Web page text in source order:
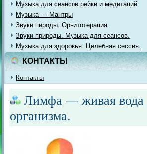
Музыка для сеансов рейки и медитаций
Музыка — Мантры
Звуки пироды. Орнитотерапия
Звуки природы. Музыка для сеансов.
Музыка для здоровья. Целебная сессия.
КОНТАКТЫ
Контакты
Лимфа — живая вода
организма.